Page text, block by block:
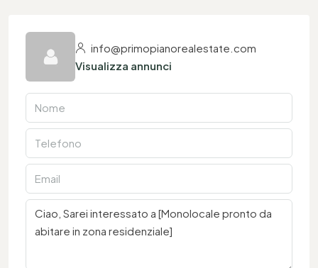
info@primopianorealestate.com
Visualizza annunci